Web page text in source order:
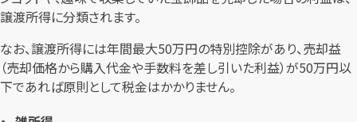
譲渡所得に分類されます。
なお、譲渡所得には年間最大50万円の特別控除があり、売却益
（売却価格から購入代金や手数料を差し引いた利益）が50万円以
下であれば原則として税金はかかりません。